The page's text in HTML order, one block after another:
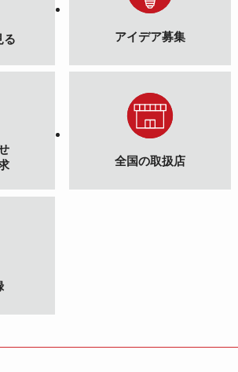
る アイデア募集
全国の取扱店